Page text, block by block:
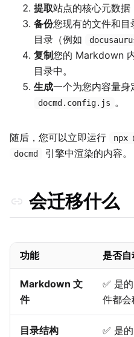
提取站点的核心元数据
备份您现有的文件和目
目录（例如
复制您的 Markdown
目录中。
生成一个为您内容量身
docmd.config.js 。
随后，您可以立即运行 npx
docmd 引擎中渲染的内容。
会迁移什么
功能 是否自
Markdown 文
件
✅ 是
件都会
目录结构 ✅ 是